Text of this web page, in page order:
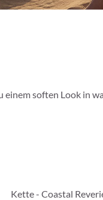
soften Look in
Kette - Coastal